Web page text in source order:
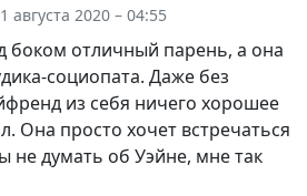
августа 2020 – 04:55
боком отличный парень, а она
социопата. Даже без
из себя ничего хорошее
Она просто хочет встречаться
не думать об Уэйне, мне так